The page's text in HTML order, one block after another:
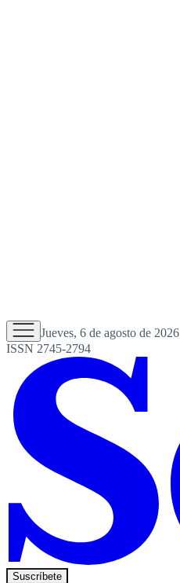
Jueves, 6 de agosto de 2026
ISSN 2745-2794
Suscríbete